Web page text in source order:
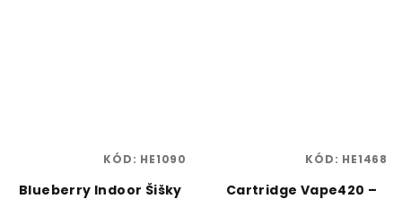
Blueberry Indoor Šišky
KÓD: HE1090
Cartridge Vape420 –
KÓD: HE1468